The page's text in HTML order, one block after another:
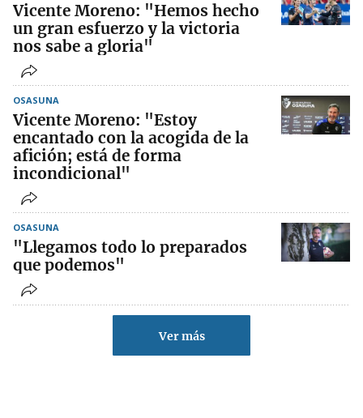
Vicente Moreno: "Hemos hecho
un gran esfuerzo y la victoria
nos sabe a gloria"
OSASUNA
Vicente Moreno: "Estoy
encantado con la acogida de la
afición; está de forma
incondicional"
OSASUNA
"Llegamos todo lo preparados
que podemos"
Ver más